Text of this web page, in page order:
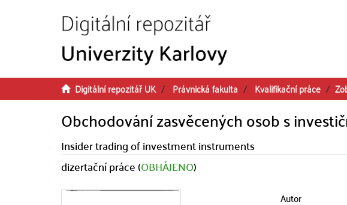
Digitální repozitář UK Právnická fakulta Kvalifikační práce
Obchodování zasvěcených osob s
Insider trading of investment instruments
dizertační práce (OBHÁJENO)
Autor